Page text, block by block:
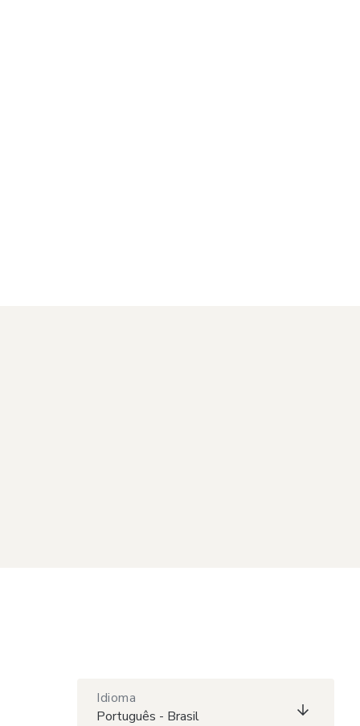
Idioma
Português - Brasil